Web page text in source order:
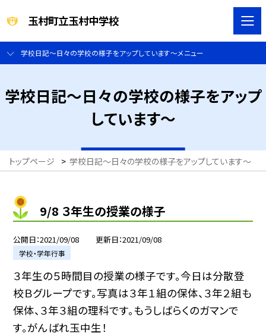
玉村町立玉村中学校
学校日記～日々の学校の様子をアップしています～メニュー
学校日記～日々の学校の様子をアップ
しています～
トップページ > 学校日記～日々の学校の様子をアップしています～
9/8 ３年生の授業の様子
公開日 2021/09/08 更新日 2021/09/08
学校・学年行事
３年生の５時間目の授業の様子です。今日は分散登
校Ｂグループです。写真は３年１組の保体、３年２組も
保体、３年３組の理科です。もうしばらくのガマンで
す。がんばれ玉中生！